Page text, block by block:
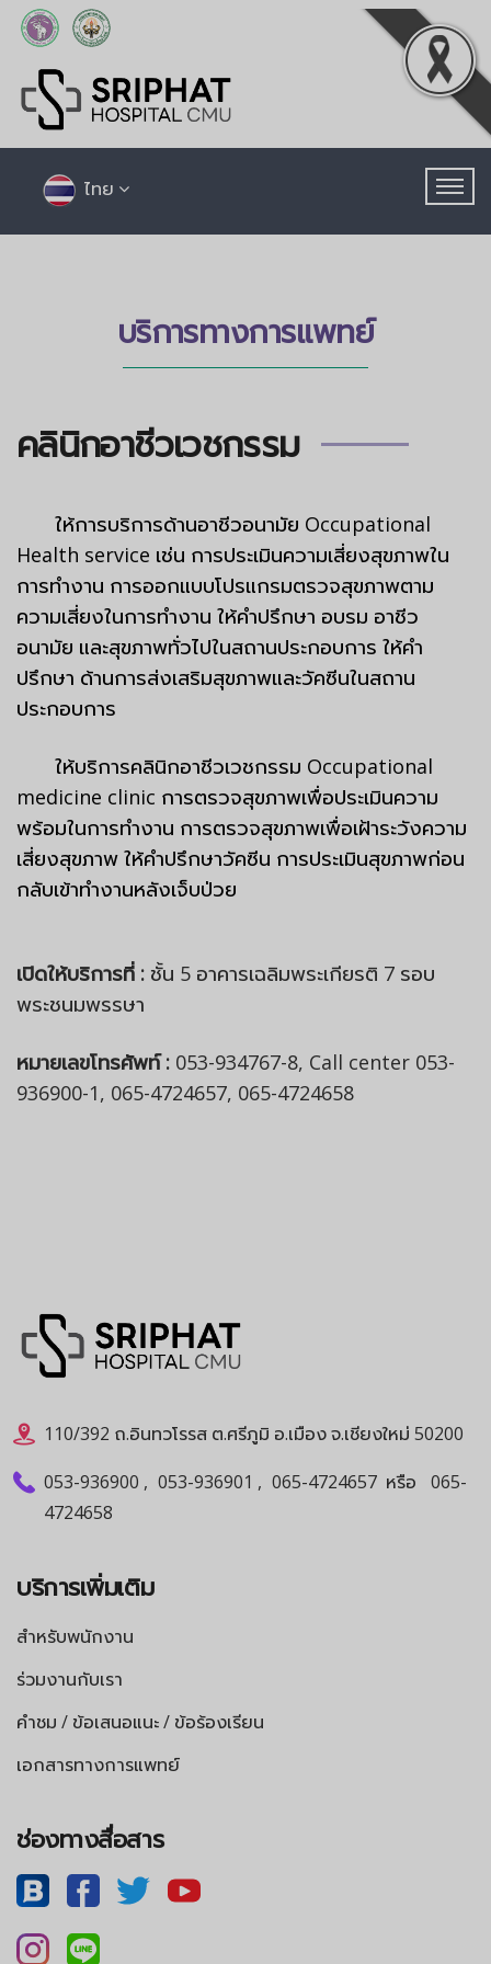
ไทย
บริการทางการแพทย์
คลินิกอาชีวเวชกรรม
ให้การบริการด้านอาชีวอนามัย Occupational
Health service เช่น การประเมินความเสี่ยงสุขภาพใน
การทำงาน การออกแบบโปรแกรมตรวจสุขภาพตาม
ความเสี่ยงในการทำงาน ให้คำปรึกษา อบรม อาชีว
อนามัย และสุขภาพทั่วไปในสถานประกอบการ ให้คำ
ปรึกษา ด้านการส่งเสริมสุขภาพและวัคซีนในสถาน
ประกอบการ
ให้บริการคลินิกอาชีวเวชกรรม Occupational
medicine clinic การตรวจสุขภาพเพื่อประเมินความ
พร้อมในการทำงาน การตรวจสุขภาพเพื่อเฝ้าระวังความ
เสี่ยงสุขภาพ ให้คำปรึกษาวัคซีน การประเมินสุขภาพก่อน
กลับเข้าทำงานหลังเจ็บป่วย
เปิดให้บริการที่ : ชั้น 5 อาคารเฉลิมพระเกียรติ 7 รอบ
พระชนมพรรษา
หมายเลขโทรศัพท์ : 053-934767-8, Call center 053-
936900-1, 065-4724657, 065-4724658
110/392 ถ.อินทวโรรส ต.ศรีภูมิ อ.เมือง จ.เชียงใหม่ 50200
053-936900 , 053-936901 , 065-4724657 หรือ
065-
4724658
บริการเพิ่มเติม
สำหรับพนักงาน
ร่วมงานกับเรา
คำชม / ข้อเสนอแนะ / ข้อร้องเรียน
เอกสารทางการแพทย์
ช่องทางสื่อสาร